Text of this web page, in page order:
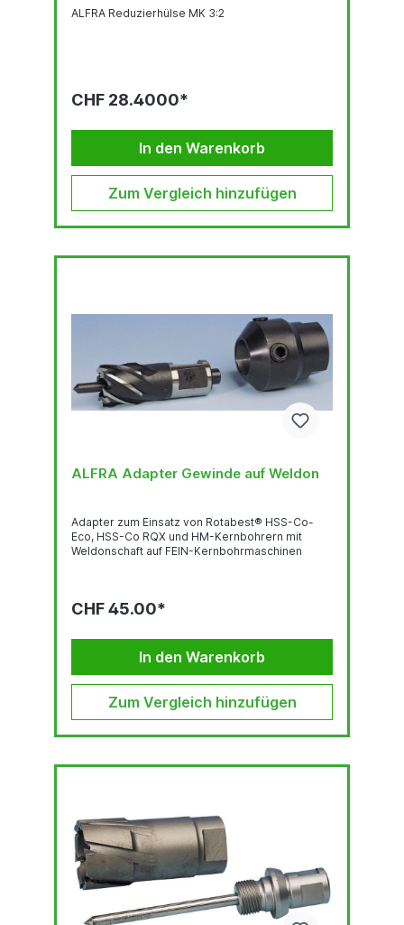
ALFRA Reduzierhülse MK 3:2
CHF 28.4000*
In den Warenkorb
Zum Vergleich hinzufügen
ALFRA Adapter Gewinde auf Weldon
Adapter zum Einsatz von Rotabest® HSS-Co-
Eco, HSS-Co RQX und HM-Kernbohrern mit
Weldonschaft auf FEIN-Kernbohrmaschinen
CHF 45.00*
In den Warenkorb
Zum Vergleich hinzufügen